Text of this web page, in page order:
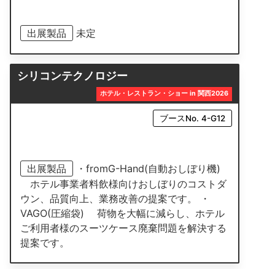
出展製品 未定
シリコンテクノロジー
ホテル・レストラン・ショー in 関西2026
ブースNo. 4-G12
出展製品
・fromG-Hand(自動おしぼり機)
ホテル事業者料飲様向けおしぼりのコストダ
ウン、品質向上、業務改善の提案です。 ・
VAGO(圧縮袋) 荷物を大幅に減らし、ホテル
ご利用者様のスーツケース廃棄問題を解決する
提案です。